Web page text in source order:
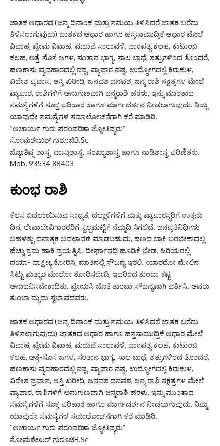
ಜಾತಕ ಆಧಾರದ (ಜನ್ಮ ದಿನಾಂಕ ಮತ್ತು ಸಮಯ ತಿಳಿಸಿದರೆ ಜಾತಕ ಬರೆದು
ತಿಳಿಸಲಾಗುವುದು) ಜಾತಕದ ಆಧಾರ ಹಾಗೂ ಹಸ್ತಸಾಮುದ್ರಿಕೆ ಆಧಾರ ಮೇಲೆ
ವಿವಾಹ, ಪ್ರೇಮ ವಿವಾಹ, ಮದುವೆ ಸಾಲಾವಳಿ, ದಾಂಪತ್ಯ ಕಲಹ, ಕುಟುಂಬ
ಕಲಹ, ಅತ್ತೆ-ಸೊಸೆ ಜಗಳ, ಸಂತಾನ ಭಾಗ್ಯ, ಸಾಲ ಬಾಧೆ, ಶತ್ರುಗಳಿಂದ ತೊಂದರೆ,
ಹಣಕಾಸು ವ್ಯವಹಾರದಲ್ಲಿ ನಷ್ಟ, ವ್ಯಾಪಾರ ನಷ್ಟ, ಉದ್ಯೋಗದಲ್ಲಿ ಕಿರುಕುಳ,
ವಿದೇಶ ಪ್ರವಾಸ, ಆಸ್ತಿ ಖರೀದಿ, ಜನವಶ ಧನವಶ, ಜನ್ಮ ರಾಶಿ ನಕ್ಷತ್ರಗಳ ಮೇಲೆ
ವ್ಯಾಪಾರ, ರಾಶಿಗಳಿಗೆ ಅನುಗುಣವಾಗಿ ಜನ್ಮರಾಶಿ ಹರಳು, ಇನ್ನು ಮುಂತಾದ
ಸಮಸ್ಯೆಗಳಿಗೆ ಸೂಕ್ತ ಪರಿಹಾರ ಹಾಗೂ ಮಾರ್ಗದರ್ಶನ ನೀಡಲಾಗುವುದು. ನಿಮ್ಮ
ಯಾವುದೇ ಸಮಸ್ಯೆಗಳ ಸಮಾಲೋಚನೆಗಾಗಿ ಕರೆ ಮಾಡಿರಿ.
“ಆಚಾರ್ಯ ಗುರು ಪರಂಪರಿತಾ ಜ್ಯೋತಿಷ್ಯರು”
ಸೋಮಶೇಖರ್ ಗುರೂಜಿB.Sc
ಜ್ಯೋತಿಷ್ಯ ಶಾಸ್ತ್ರ, ವಾಸ್ತುಶಾಸ್ತ್ರ, ಸಂಖ್ಯಾಶಾಸ್ತ್ರ ಹಾಗೂ ನಾಡಿಶಾಸ್ತ್ರ ಪರಿಣಿತರು.
Mob. 93534 88403
ಕುಂಭ ರಾಶಿ
ಕೆಲಸ ಬದಲಾಯಿಸುವ ಸಾಧ್ಯತೆ, ದಲ್ಲಾಳಿಗಳಿಗೆ ಮತ್ತು ವ್ಯಾಪಾರಸ್ಥರಿಗೆ ಉತ್ತಮ
ದಿನ, ಲೇವಾದೇವಿಗಾರರರಿಗೆ ಸ್ವಲ್ಪಮಟ್ಟಿಗೆ ನೆಮ್ಮದಿ ಸಿಗಲಿದೆ. ಜನಪ್ರತಿನಿಧಿಗಳು
ಬಹಳಷ್ಟು ಧನಾತ್ಮಕ ಬದಲಾವಣೆ ಮಾಡಬಹುದು, ಹಣದ ಬಾಕಿ ಬರಬೇಕಾದಲ್ಲಿ
ಹೆಚ್ಚು ಶ್ರಮ ಹಾಕಿ ಪ್ರಯತ್ನಿಸಿ. ದೀರ್ಘಾವಧಿ ಹೂಡಿಕೆ ಬೇಡ. ಹಿರಿಯರಲ್ಲಿ
ದಯಾ- ದಾಕ್ಷಿಣ್ಯ ತೋರಿಸಿ, ಮಾತಿನಲ್ಲಿ ಸೌಜನ್ಯ ಇರಲಿ. ಯಾರದೋ ಮೇಲಿನ
ಸಿಟ್ಟು ಮತ್ಯಾರ ಮೇಲೋ ತೋರಿಸಬೇಡಿ, ಇದರಿಂದ ತುಂಬಾ ಕಷ್ಟ
ಅನುಭವಿಸಬೇಕಾದಿತು. ಪ್ರೇಯಸಿ ಜೊತೆ ತುಂಬಾ ಸೌಜನ್ಯವಾಗಿ ವರ್ತಿಸಿ. ಅವರು
ತುಂಬಾ ಮೃದು ಸ್ವಭಾವದವರು.
ಜಾತಕ ಆಧಾರದ (ಜನ್ಮ ದಿನಾಂಕ ಮತ್ತು ಸಮಯ ತಿಳಿಸಿದರೆ ಜಾತಕ ಬರೆದು
ತಿಳಿಸಲಾಗುವುದು) ಜಾತಕದ ಆಧಾರ ಹಾಗೂ ಹಸ್ತಸಾಮುದ್ರಿಕೆ ಆಧಾರ ಮೇಲೆ
ವಿವಾಹ, ಪ್ರೇಮ ವಿವಾಹ, ಮದುವೆ ಸಾಲಾವಳಿ, ದಾಂಪತ್ಯ ಕಲಹ, ಕುಟುಂಬ
ಕಲಹ, ಅತ್ತೆ-ಸೊಸೆ ಜಗಳ, ಸಂತಾನ ಭಾಗ್ಯ, ಸಾಲ ಬಾಧೆ, ಶತ್ರುಗಳಿಂದ ತೊಂದರೆ,
ಹಣಕಾಸು ವ್ಯವಹಾರದಲ್ಲಿ ನಷ್ಟ, ವ್ಯಾಪಾರ ನಷ್ಟ, ಉದ್ಯೋಗದಲ್ಲಿ ಕಿರುಕುಳ,
ವಿದೇಶ ಪ್ರವಾಸ, ಆಸ್ತಿ ಖರೀದಿ, ಜನವಶ ಧನವಶ, ಜನ್ಮ ರಾಶಿ ನಕ್ಷತ್ರಗಳ ಮೇಲೆ
ವ್ಯಾಪಾರ, ರಾಶಿಗಳಿಗೆ ಅನುಗುಣವಾಗಿ ಜನ್ಮರಾಶಿ ಹರಳು, ಇನ್ನು ಮುಂತಾದ
ಸಮಸ್ಯೆಗಳಿಗೆ ಸೂಕ್ತ ಪರಿಹಾರ ಹಾಗೂ ಮಾರ್ಗದರ್ಶನ ನೀಡಲಾಗುವುದು. ನಿಮ್ಮ
ಯಾವುದೇ ಸಮಸ್ಯೆಗಳ ಸಮಾಲೋಚನೆಗಾಗಿ ಕರೆ ಮಾಡಿರಿ.
“ಆಚಾರ್ಯ ಗುರು ಪರಂಪರಿತಾ ಜ್ಯೋತಿಷ್ಯರು”
ಸೋಮಶೇಖರ್ ಗುರೂಜಿB.Sc